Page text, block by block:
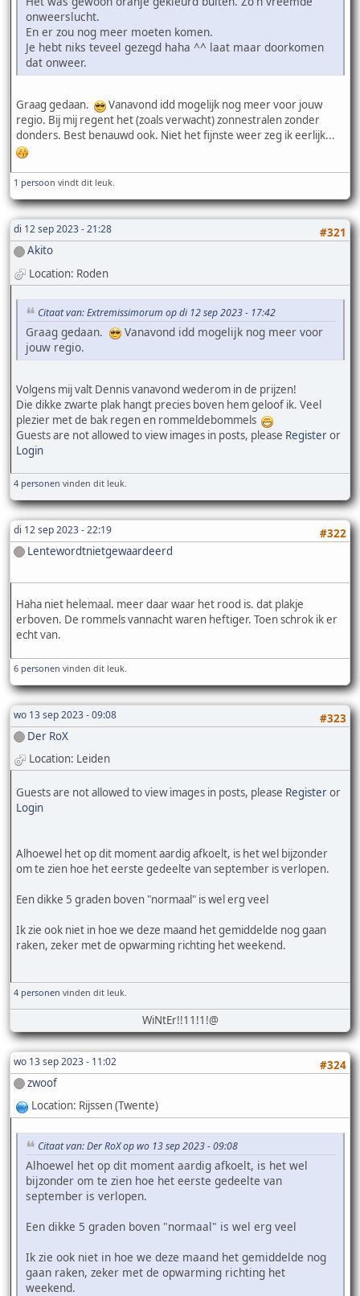
onweerslucht.
En er zou nog meer moeten komen.
Je hebt niks teveel gezegd haha ^^ laat maar doorkomen
dat onweer.
Graag gedaan.
Vanavond idd mogelijk nog meer voor jouw
regio. Bij mij regent het (zoals verwacht) zonnestralen zonder
donders. Best benauwd ook. Niet het fijnste weer zeg ik eerlijk...
1 persoon vindt dit leuk.
di 12 sep 2023 - 21:28
#321
Akito
Location: Roden
Citaat van: Extremissimorum op di 12 sep 2023 - 17:42
Graag gedaan.
Vanavond idd mogelijk nog meer voor
jouw regio.
Volgens mij valt Dennis vanavond wederom in de prijzen!
Die dikke zwarte plak hangt precies boven hem geloof ik. Veel
plezier met de bak regen en rommeldebommels
Guests are not allowed to view images in posts, please Registeror
Login
4 personen vinden dit leuk.
di 12 sep 2023 - 22:19
#322
Lentewordtnietgewaardeerd
Haha niet helemaal. meer daar waar het rood is. dat plakje
erboven. De rommels vannacht waren heftiger. Toen schrok ik er
echt van.
6 personen vinden dit leuk.
wo 13 sep 2023 - 09:08
#323
Der RoX
Location: Leiden
Guests are not allowed to view images in posts, please Registeror
Login
Alhoewel het op dit moment aardig afkoelt, is het wel bijzonder
om te zien hoe het eerste gedeelte van september is verlopen.
Een dikke 5 graden boven "normaal" is wel erg veel
Ik zie ook niet in hoe we deze maand het gemiddelde nog gaan
raken, zeker met de opwarming richting het weekend.
4 personen vinden dit leuk.
WiNtEr!!11!1!@
wo 13 sep 2023 - 11:02
#324
zwoof
Location: Rijssen (Twente)
Citaat van: Der RoX op wo 13 sep 2023 - 09:08
Alhoewel het op dit moment aardig afkoelt, is het wel
bijzonder om te zien hoe het eerste gedeelte van
september is verlopen.
Een dikke 5 graden boven "normaal" is wel erg veel
Ik zie ook niet in hoe we deze maand het gemiddelde nog
gaan raken, zeker met de opwarming richting het
weekend.